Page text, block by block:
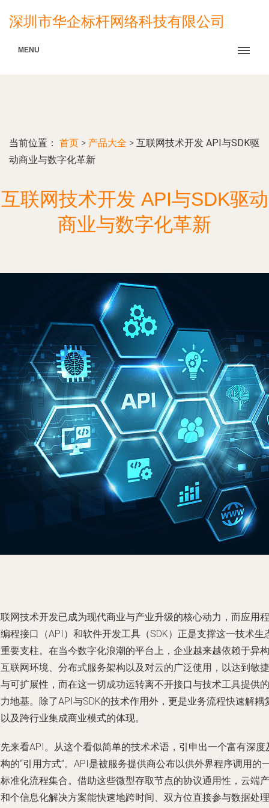
深圳市华企标杆网络科技有限公司
MENU
当前位置： 首页 > 产品大全 > 互联网技术开发 API与SDK驱
动商业与数字化革新
互联网技术开发 API与SDK驱动
商业与数字化革新
网技术开发已成为现代商业与产业升级的核心动力，而应用程
程接口（API）和软件开发工具（SDK）正是支撑这一技术生
要支柱。在当今数字化浪潮的平台上，企业越来越依赖于异构
联网环境、分布式服务架构以及对云的广泛使用，以达到敏捷
可扩展性，而在这一切成功运转离不开接口与技术工具提供的
地基。除了API与SDK的技术作用外，更是业务流程快速解耦
及跨行业集成商业模式的体现。
来看API。从这个看似简单的技术术语，引申出一个富有深度
的“引用方式”。API是被服务提供商公布以供外界程序调用的
准化流程集合。借助这些微型存取节点的协议通用性，云端产
个信息化解决方案能快速地跨时间、双方位直接参与数据处理